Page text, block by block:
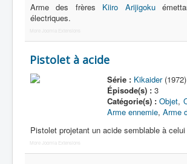
Arme des frères Kiiro Arijigoku
électriques.
More Joomla Extensions
Pistolet à acide
Série : Kikaider(1972)
Épisode(s) :3
Catégorie(s) : Objet,
Arme ennemie, Arme
Pistolet projetant un acide semblable à celui
More Joomla Extensions